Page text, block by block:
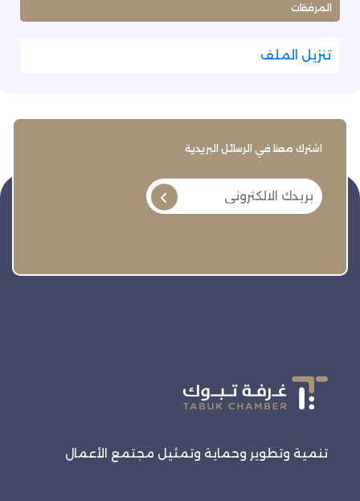
المرفقات
تنزيل الملف
اشترك معنا في الرسائل البريدية
تنمية وتطوير وحماية وتمثيل مجتمع الأعمال